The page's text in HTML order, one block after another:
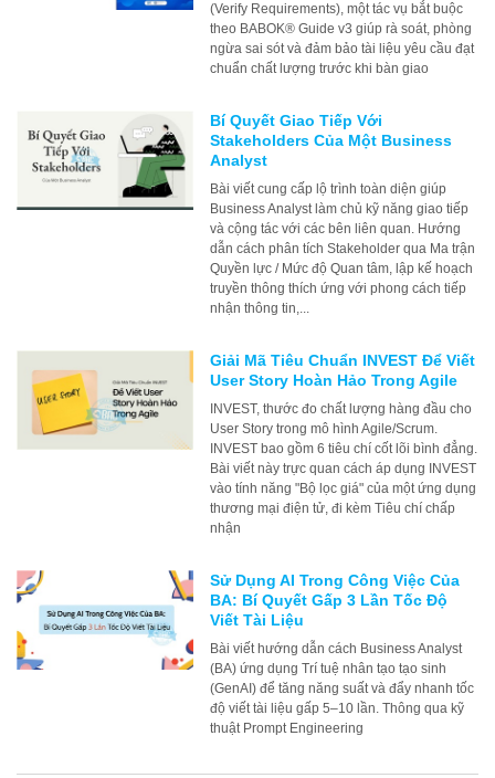
(Verify Requirements), một tác vụ bắt buộc
theo BABOK® Guide v3 giúp rà soát, phòng
ngừa sai sót và đảm bảo tài liệu yêu cầu đạt
chuẩn chất lượng trước khi bàn giao
Bí Quyết Giao Tiếp Với
Stakeholders Của Một Business
Analyst
Bài viết cung cấp lộ trình toàn diện giúp
Business Analyst làm chủ kỹ năng giao tiếp
và cộng tác với các bên liên quan. Hướng
dẫn cách phân tích Stakeholder qua Ma trận
Quyền lực / Mức độ Quan tâm, lập kế hoạch
truyền thông thích ứng với phong cách tiếp
nhận thông tin,...
Giải Mã Tiêu Chuẩn INVEST Để Viết
User Story Hoàn Hảo Trong Agile
INVEST, thước đo chất lượng hàng đầu cho
User Story trong mô hình Agile/Scrum.
INVEST bao gồm 6 tiêu chí cốt lõi bình đẳng.
Bài viết này trực quan cách áp dụng INVEST
vào tính năng "Bộ lọc giá" của một ứng dụng
thương mại điện tử, đi kèm Tiêu chí chấp
nhận
Sử Dụng AI Trong Công Việc Của
BA: Bí Quyết Gấp 3 Lần Tốc Độ
Viết Tài Liệu
Bài viết hướng dẫn cách Business Analyst
(BA) ứng dụng Trí tuệ nhân tạo tạo sinh
(GenAI) để tăng năng suất và đẩy nhanh tốc
độ viết tài liệu gấp 5–10 lần. Thông qua kỹ
thuật Prompt Engineering